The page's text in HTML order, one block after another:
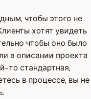
чтобы этого не
хотят увидеть
чтобы оно было
в описании проекта
то стандартная,
в процессе, вы не